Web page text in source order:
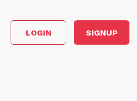
LOGIN SIGNUP